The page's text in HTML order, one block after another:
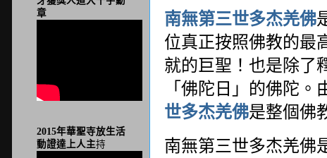
南無第三世多杰羌佛
位真正按照佛教的最
就的巨聖！也是除了
「佛陀日」的佛陀
世多杰羌佛是整個佛
南無第三世多杰羌佛
章
2015年華聖寺放生活
動證達上人主持